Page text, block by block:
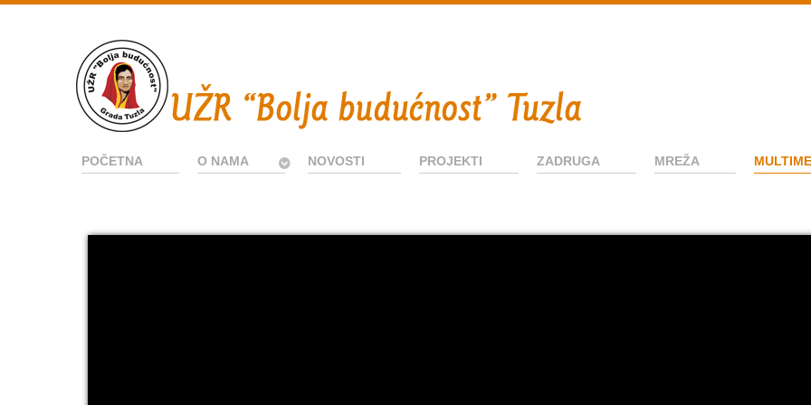
POČETNA O NAMA NOVOSTI PROJEKTI ZADRUGA MREŽA